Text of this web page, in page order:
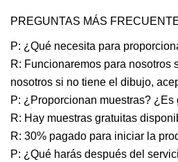
PREGUNTAS MÁS
P: ¿Qué necesita para
R: Funcionaremos para nosotros
nosotros si no tiene el dibujo,
P: ¿Proporcionan muestras? ¿Es
R: Hay muestras gratuitas
R: 30% pagado para iniciar la
P: ¿Qué harás después del